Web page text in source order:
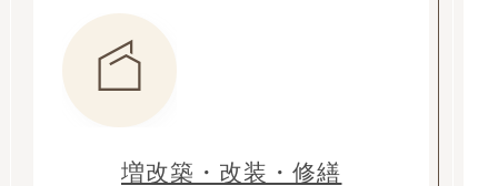
増改築・改装・修繕